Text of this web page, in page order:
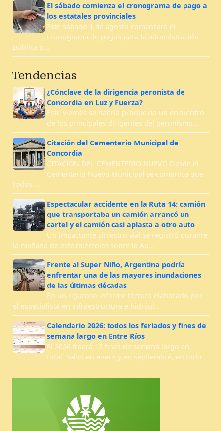
El sábado comienza el cronograma de pago a
los estatales provinciales
Este sábado 1 de agosto comenzará el
cronograma de pagos para la administración
pública p…
Tendencias
¿Cónclave de la dirigencia peronista de
Concordia en Luz y Fuerza?
Este viernes se habría producido un encuentro
de los principales dirigentes del peronismo…
Citación del Cementerio Municipal de
Concordia
CITACIÓN DEL CEMENTERIO NUEVO Desde el
Cementerio Nuevo Municipal se comunica que
todos …
Espectacular accidente en la Ruta 14: camión
que transportaba un camión arrancó un
cartel y el camión casi aplasta a otro auto
Un impactante siniestro vial se registró durante
la mañana de este miércoles sobre la Au…
Frente al Super Niño, Argentina podría
enfrentar una de las mayores inundaciones
de las últimas décadas
En un riguroso informe técnico elaborado por
el especialista en infraestructura e hidrául…
Calendario 2026: todos los feriados y fines de
semana largo en Entre Ríos
El 2026 traerá 12 fines de semana largo en
total. Salvo en enero y en septiembre, en todo…